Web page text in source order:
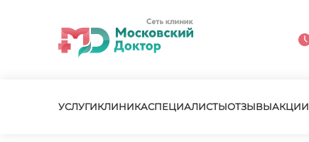
УСЛУГИКЛИНИКАСПЕЦИАЛИСТЫОТЗЫВЫАКЦИИ